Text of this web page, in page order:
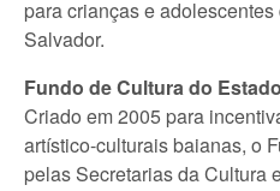
para crianças e
Salvador.
Fundo de Cultura do
Criado em 2005 para
artístico-culturais baianas, o
pelas Secretarias da Cultura